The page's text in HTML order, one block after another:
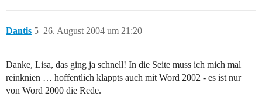
Dantis 26. August 2004 um 21:20
5
Danke, Lisa, das ging ja schnell! In die Seite muss ich mich mal
reinknien … hoffentlich klappts auch mit Word 2002 - es ist nur
von Word 2000 die Rede.